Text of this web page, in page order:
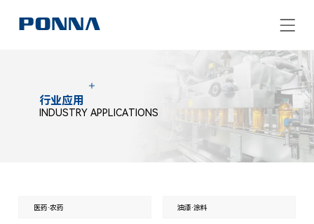
行业应用
INDUSTRY APPLICATIONS
医药·农药 油漆·涂料